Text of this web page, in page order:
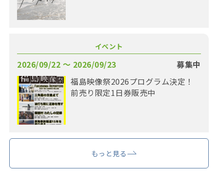
イベント
2026/09/22 〜 2026/09/23
募集中
福島映像祭2026プログラム決定！
前売り限定1日券販売中
もっと見る